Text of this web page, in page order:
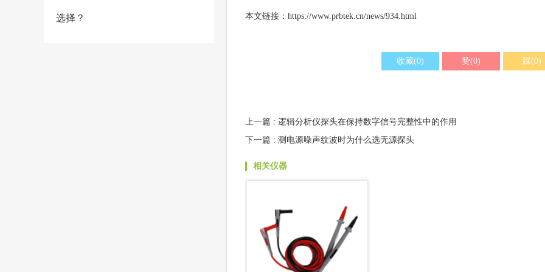
本文链接： https://www.prbtek.cn/news/934.html
收藏(0) 赞(0) 踩(0)
上一篇 : 逻辑分析仪探头在保持数字信号完整性中的作用
下一篇 : 测电源噪声纹波时为什么选无源探头
相关仪器
选择？